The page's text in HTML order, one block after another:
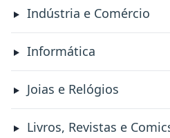
Indústria e Comércio
Informática
Joias e Relógios
Livros, Revistas e